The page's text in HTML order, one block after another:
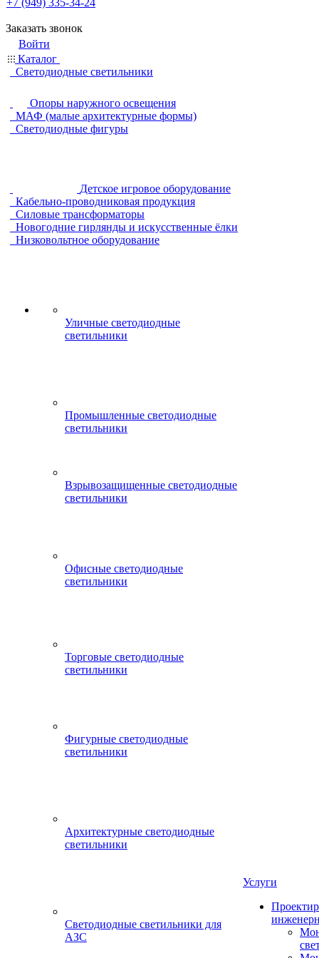
+7 (949) 335-34-24
Заказать звонок
Войти
Каталог
Светодиодные светильники
Опоры наружного освещения
МАФ (малые архитектурные формы)
Светодиодные фигуры
Детское игровое оборудование
Кабельно-проводниковая продукция
Силовые трансформаторы
Новогодние гирлянды и искусственные ёлки
Низковольтное оборудование
Уличные светодиодные
светильники
Промышленные светодиодные
светильники
Взрывозащищенные светодиодные
светильники
Офисные светодиодные
светильники
Торговые светодиодные
светильники
Фигурные светодиодные
светильники
Архитектурные светодиодные
светильники
Светодиодные светильники для
АЗС
Услуги